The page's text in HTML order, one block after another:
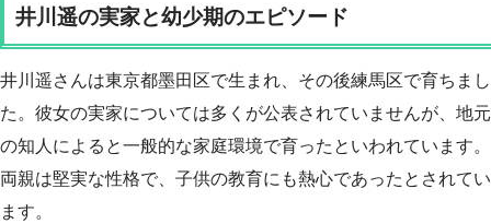
井川遥の実家と幼少期のエピソード
井川遥さんは東京都墨田区で生まれ、その後練馬区で育ちまし
た。彼女の実家については多くが公表されていませんが、地元
の知人によると一般的な家庭環境で育ったといわれています。
両親は堅実な性格で、子供の教育にも熱心であったとされてい
ます。